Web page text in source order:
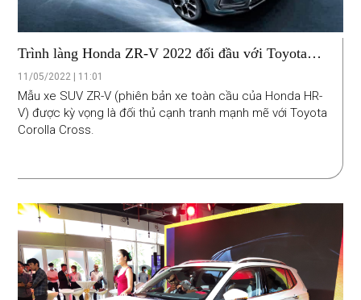
Trình làng Honda ZR-V 2022 đối đầu với Toyota
Corolla Cross
11/05/2022 | 11:01
Mẫu xe SUV ZR-V (phiên bản xe toàn cầu của Honda HR-
V) được kỳ vọng là đối thủ cạnh tranh mạnh mẽ với Toyota
Corolla Cross.